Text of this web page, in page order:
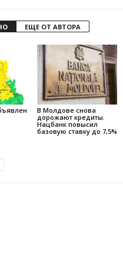
ЕЩЕ ОТ АВТОРА
В Молдове снова
дорожают кредиты.
Нацбанк повысил
базовую ставку до 7,5%